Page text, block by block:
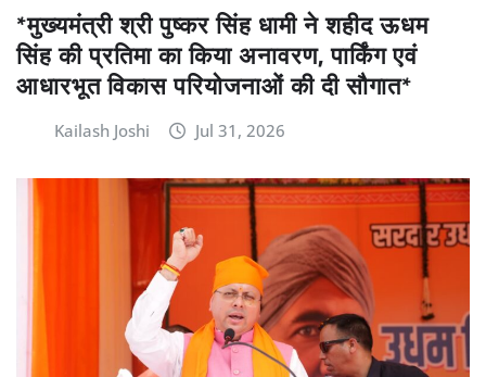
*मुख्यमंत्री श्री पुष्कर सिंह धामी ने शहीद ऊधम
सिंह की प्रतिमा का किया अनावरण, पार्किंग एवं
आधारभूत विकास परियोजनाओं की दी सौगात*
Kailash Joshi Jul 31, 2026